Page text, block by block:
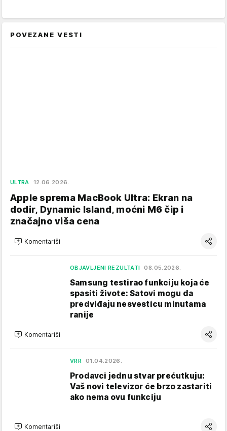
POVEZANE VESTI
ULTRA 12.06.2026.
Apple sprema MacBook Ultra: Ekran na
dodir, Dynamic Island, moćni M6 čip i
značajno viša cena
Komentariši
OBJAVLJENI REZULTATI 08.05.2026.
Samsung testirao funkciju koja će
spasiti živote: Satovi mogu da
predviđaju nesvesticu minutama
ranije
Komentariši
VRR 01.04.2026.
Prodavci jednu stvar prećutkuju:
Vaš novi televizor će brzo zastariti
ako nema ovu funkciju
Komentariši